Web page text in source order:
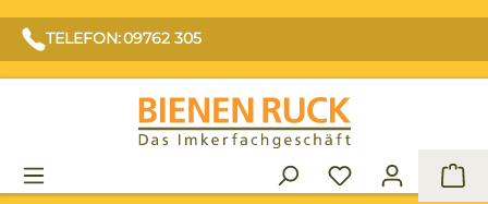
TELEFON: 09762 305